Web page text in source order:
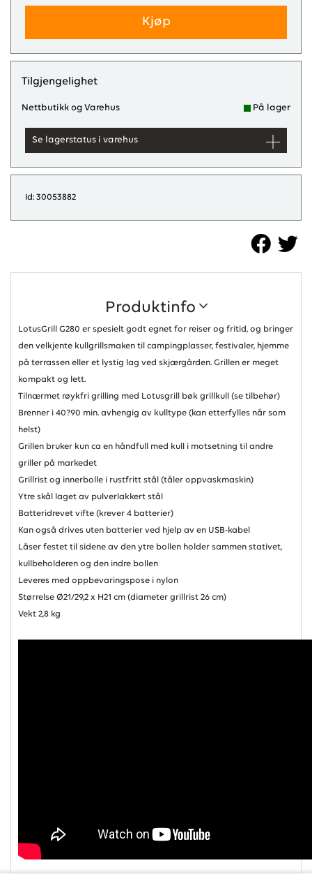
Kjøp
Tilgjengelighet
Nettbutikk og Varehus På lager
Se lagerstatus i varehus
Id: 30053882
Produktinfo
LotusGrill G280 er spesielt godt egnet for reiser og fritid, og bringer
den velkjente kullgrillsmaken til campingplasser, festivaler, hjemme
på terrassen eller et lystig lag ved skjærgården. Grillen er meget
kompakt og lett.
Tilnærmet røykfri grilling med Lotusgrill bøk grillkull (se tilbehør)
Brenner i 40?90 min. avhengig av kulltype (kan etterfylles når som
helst)
Grillen bruker kun ca en håndfull med kull i motsetning til andre
griller på markedet
Grillrist og innerbolle i rustfritt stål (tåler oppvaskmaskin)
Ytre skål laget av pulverlakkert stål
Batteridrevet vifte (krever 4 batterier)
Kan også drives uten batterier ved hjelp av en USB-kabel
Låser festet til sidene av den ytre bollen holder sammen stativet,
kullbeholderen og den indre bollen
Leveres med oppbevaringspose i nylon
Størrelse Ø21/29,2 x H21 cm (diameter grillrist 26 cm)
Vekt 2,8 kg